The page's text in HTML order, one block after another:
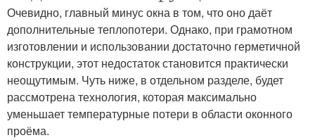
Очевидно, главный минус окна в том, что оно даёт
дополнительные теплопотери. Однако, при грамотном
изготовлении и использовании достаточно герметичной
конструкции, этот недостаток становится практически
неощутимым. Чуть ниже, в отдельном разделе, будет
рассмотрена технология, которая максимально
уменьшает температурные потери в области оконного
проёма.